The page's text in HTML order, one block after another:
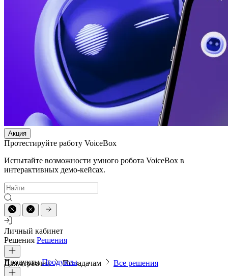
Акция
Протестируйте работу VoiceBox
Испытайте возможности умного робота VoiceBox в
интерактивных демо-кейсах.
Личный кабинет
Решения Решения
Для отраслей По задачам Все решения
ПродуктыПродукты